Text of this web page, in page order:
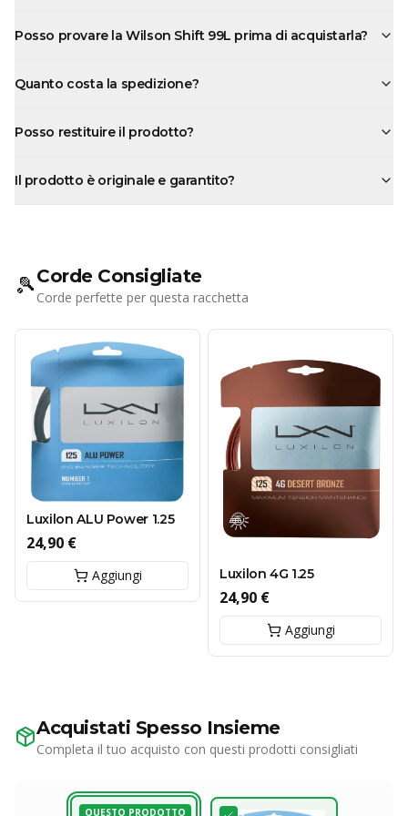
Posso provare la Wilson Shift 99L prima di acquistarla?
Quanto costa la spedizione?
Posso restituire il prodotto?
Il prodotto è originale e garantito?
🎾Corde Consigliate
Corde perfette per questa racchetta
Luxilon ALU Power 1.25
24,90 €
Aggiungi Luxilon 4G 1.25
24,90 €
Aggiungi
Acquistati Spesso Insieme
Completa il tuo acquisto con questi prodotti consigliati
QUESTO PRODOTTO